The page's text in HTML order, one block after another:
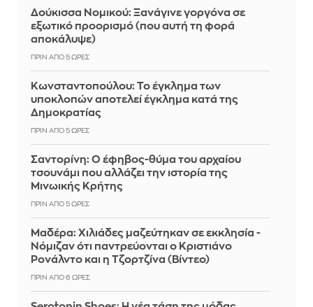
Δούκισσα Νομικού: Ξανάγινε γοργόνα σε
εξωτικό προορισμό (που αυτή τη φορά
αποκάλυψε)
ΠΡΙΝ ΑΠΌ 5 ΏΡΕΣ
Κωνσταντοπούλου: Το έγκλημα των
υποκλοπών αποτελεί έγκλημα κατά της
Δημοκρατίας
ΠΡΙΝ ΑΠΌ 5 ΏΡΕΣ
Σαντορίνη: Ο έφηβος-θύμα του αρχαίου
τσουνάμι που αλλάζει την ιστορία της
Μινωικής Κρήτης
ΠΡΙΝ ΑΠΌ 5 ΏΡΕΣ
Μαδέρα: Χιλιάδες μαζεύτηκαν σε εκκλησία -
Νόμιζαν ότι παντρεύονται ο Κριστιάνο
Ρονάλντο και η Τζορτζίνα (Βίντεο)
ΠΡΙΝ ΑΠΌ 6 ΏΡΕΣ